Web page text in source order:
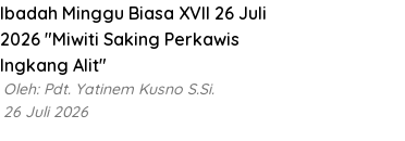
Ibadah Minggu Biasa XVII 26 Juli
2026 "Miwiti Saking Perkawis
Ingkang Alit"
Oleh: Pdt. Yatinem Kusno S.Si.
26 Juli 2026